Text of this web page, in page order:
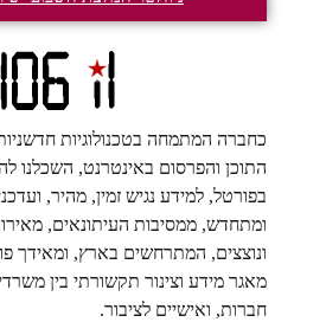
כחברה המתמחה בטכנולוגיות
התוכן והפרסום באינטרנט, השכלנו
בפורטל, למידע נגיש זמין, מהיר,
ומתחדש, ממסיבות העיתונאים,
ונוצצים, המתרחשים בארץ, ומאידך
מאגר מידע וצינור תקשורתי בין
חברות, ואישיים לציבור.